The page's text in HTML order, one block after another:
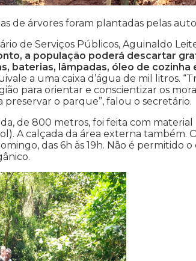
de árvores foram plantadas pelas
de Serviços Públicos, Aguinaldo
a população poderá descartar
baterias, lâmpadas, óleo de cozinha
a uma caixa d’água de mil litros.
para orientar e conscientizar os
o parque”, falou o secretário.
de 800 metros, foi feita com
A calçada da área externa
das 6h às 19h. Não é permitido